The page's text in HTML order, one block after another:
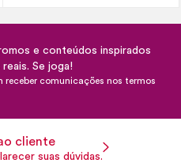
e conteúdos inspirados
Se joga!
receber comunicações nos termos
cliente
suas dúvidas.